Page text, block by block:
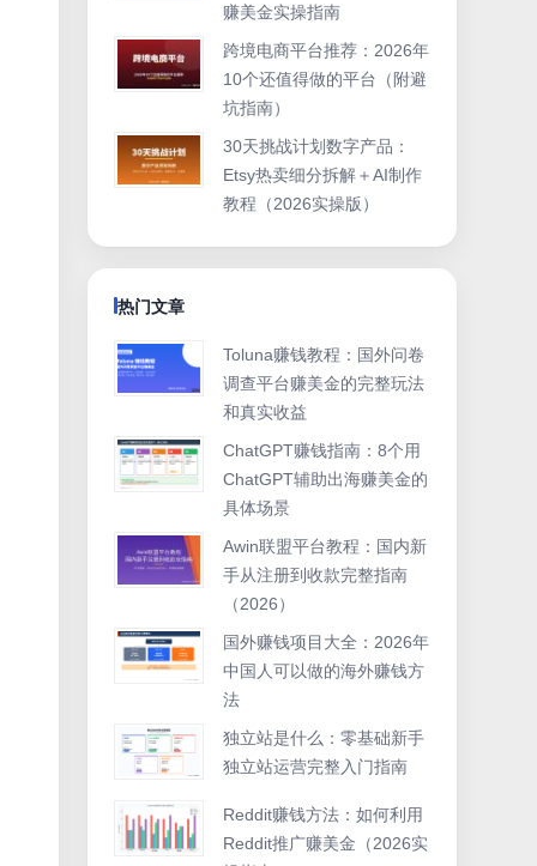
赚美金实操指南
跨境电商平台推荐：2026年
10个还值得做的平台（附避
坑指南）
30天挑战计划数字产品：
Etsy热卖细分拆解＋AI制作
教程（2026实操版）
热门文章
Toluna赚钱教程：国外问卷
调查平台赚美金的完整玩法
和真实收益
ChatGPT赚钱指南：8个用
ChatGPT辅助出海赚美金的
具体场景
Awin联盟平台教程：国内新
手从注册到收款完整指南
（2026）
国外赚钱项目大全：2026年
中国人可以做的海外赚钱方
法
独立站是什么：零基础新手
独立站运营完整入门指南
Reddit赚钱方法：如何利用
Reddit推广赚美金（2026实